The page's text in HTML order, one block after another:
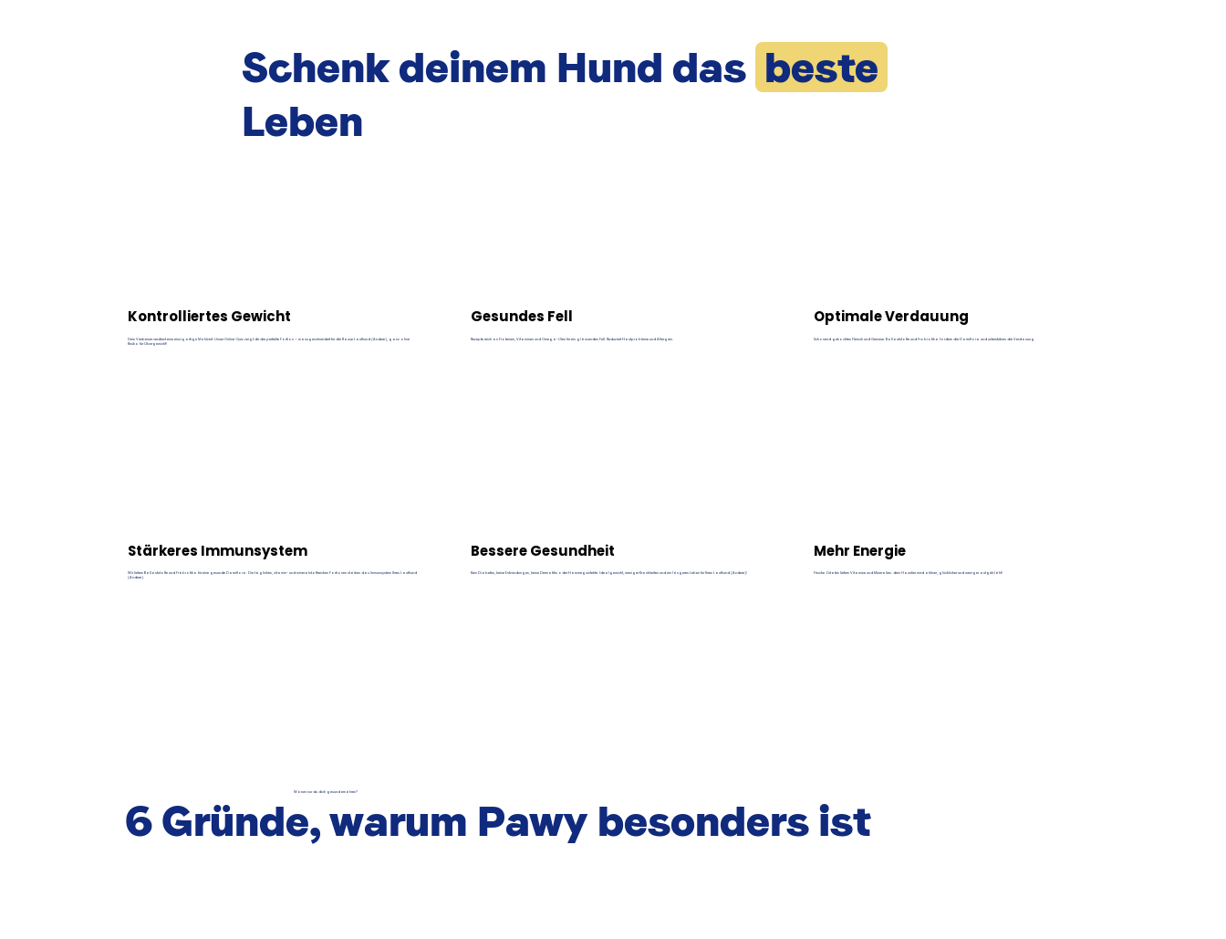
Schenk deinem Hund das beste
Leben
Kontrolliertes Gewicht
Dein Vierbeiner verdient eine einzigartige Mahlzeit. Unser Online-Quiz zeigt dir die perfekte Portion – massgeschneidert für die Rasse Laufhund (Andere), ganz ohne
Risiko für Übergewicht!
Gesundes Fell
Rezepte reich an Proteinen, Vitaminen und Omega-Ölen für ein glänzendes Fell. Reduziert Hautprobleme und Allergien.
Optimale Verdauung
Schonend gekochtes Fleisch und Gemüse. Ballaststoffe und Probiotika fördern die Darmflora und unterstützen die Verdauung.
Stärkeres Immunsystem
Wir liefern Ballaststoffe und Präbiotika für eine gesunde Darmflora. Die täglichen, vitamin- und mineralstoffreichen Portionen stärken das Immunsystem Ihres Laufhund
(Andere).
Bessere Gesundheit
Kein Diabetes, keine Entzündungen, keine Dermatitis oder Harnwegsinfekte. Idealgewicht, weniger Krankheiten und ein längeres Leben für Ihren Laufhund (Andere)!
Mehr Energie
Frische Zutaten liefern Vitamine und Mineralien. dein Haustier wird aktiver, glücklicher und weniger aufgebläht!
Warum nur du dich gesund ernähren?
6 Gründe, warum Pawy besonders ist